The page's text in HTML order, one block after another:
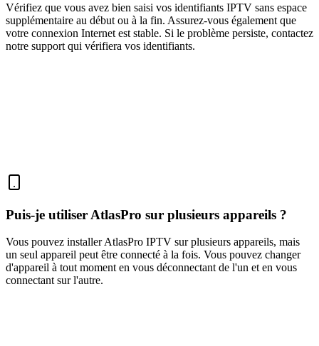
Vérifiez que vous avez bien saisi vos identifiants IPTV sans espace
supplémentaire au début ou à la fin. Assurez-vous également que
votre connexion Internet est stable. Si le problème persiste, contactez
notre support qui vérifiera vos identifiants.
Puis-je utiliser AtlasPro sur plusieurs appareils ?
Vous pouvez installer AtlasPro IPTV sur plusieurs appareils, mais
un seul appareil peut être connecté à la fois. Vous pouvez changer
d'appareil à tout moment en vous déconnectant de l'un et en vous
connectant sur l'autre.